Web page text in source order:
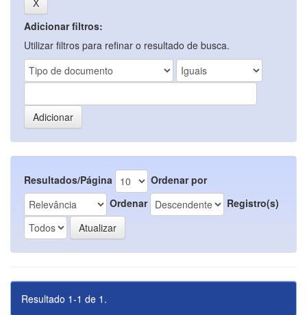
Adicionar filtros:
Utilizar filtros para refinar o resultado de busca.
Resultados/Página
Ordenar por
Ordenar
Registro(s)
Resultado 1-1 de 1.